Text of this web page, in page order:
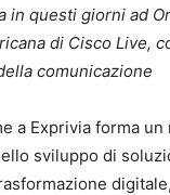
in questi giorni ad
di Cisco Live,
comunicazione
a Exprivia forma
sviluppo di